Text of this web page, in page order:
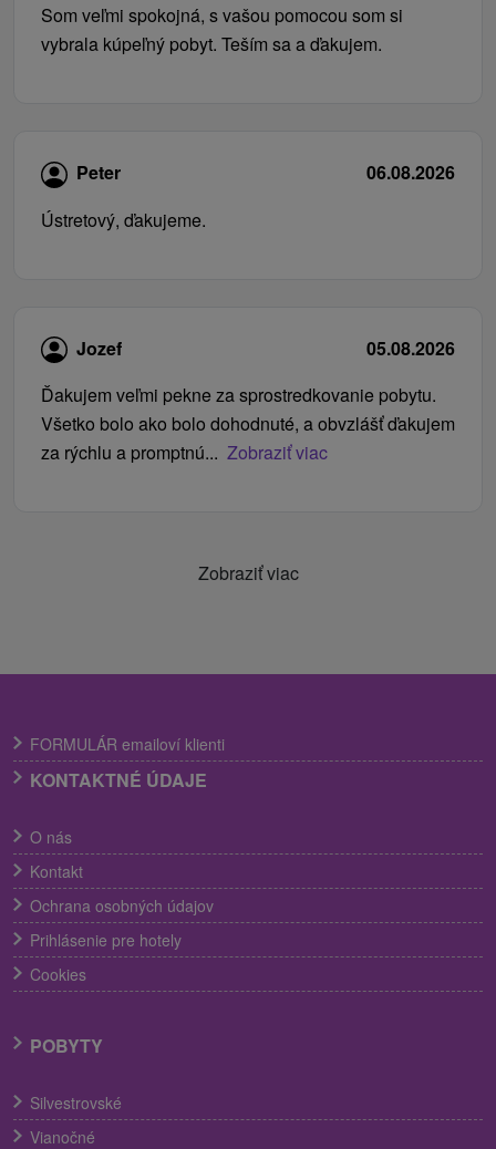
Som veľmi spokojná, s vašou pomocou som si
vybrala kúpeľný pobyt. Teším sa a ďakujem.
Peter
06.08.2026
Ústretový, ďakujeme.
Jozef
05.08.2026
Ďakujem veľmi pekne za sprostredkovanie pobytu.
Všetko bolo ako bolo dohodnuté, a obvzlášť ďakujem
za rýchlu a promptnú... Zobraziť viac
Zobraziť viac
FORMULÁR emailoví klienti
KONTAKTNÉ ÚDAJE
O nás
Kontakt
Ochrana osobných údajov
Prihlásenie pre hotely
Cookies
POBYTY
Silvestrovské
Vianočné